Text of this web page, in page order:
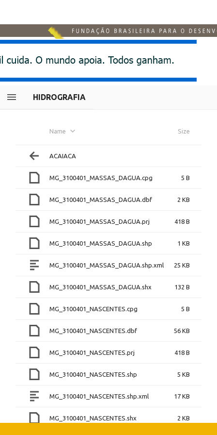
HIDROGRAFIA
Name Size
ACAIACA
MG_3100401_MASSAS_DAGUA.cpg 5 B
MG_3100401_MASSAS_DAGUA.dbf 2 KB
MG_3100401_MASSAS_DAGUA.prj 418 B
MG_3100401_MASSAS_DAGUA.shp 1 KB
MG_3100401_MASSAS_DAGUA.shp.xml 25 KB
MG_3100401_MASSAS_DAGUA.shx 132 B
MG_3100401_NASCENTES.cpg 5 B
MG_3100401_NASCENTES.dbf 56 KB
MG_3100401_NASCENTES.prj 418 B
MG_3100401_NASCENTES.shp 5 KB
MG_3100401_NASCENTES.shp.xml 17 KB
MG_3100401_NASCENTES.shx 2 KB